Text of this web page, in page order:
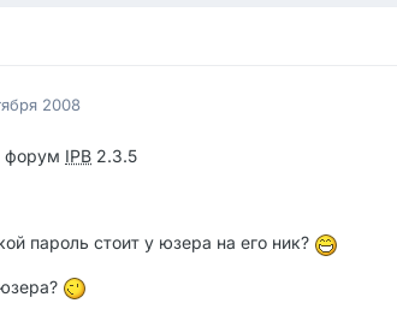
2008
форум IPB 2.3.5
пароль стоит у юзера на его ник?